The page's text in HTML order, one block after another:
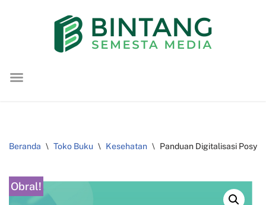
konten
Beranda \ Toko Buku \ Kesehatan \ Panduan Digitalisasi
Obral!